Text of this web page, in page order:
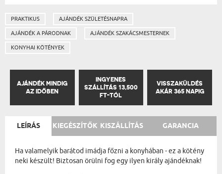
PRAKTIKUS AJÁNDÉK SZÜLETÉSNAPRA
AJÁNDÉK A PÁRODNAK AJÁNDÉK SZAKÁCSMESTERNEK
KONYHAI KÖTÉNYEK
AJÁNDÉK MINDIG
AZ IDŐBEN
INGYENES
SZÁLLÍTÁS 13,500
FT-TÓL
VISSZAKÜLDÉS
AKÁR 365 NAPIG
LEÍRÁS KIEGÉSZÍTŐK KISZÁLLÍTÁS GARANCIA
Ha valamelyik barátod imádja főzni a konyhában - ez a kötény
neki készült! Biztosan örülni fog egy ilyen király ajándéknak!